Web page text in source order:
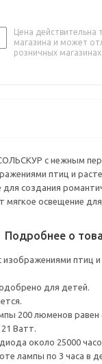
Цена действительна
магазина и может
розничных магазинах
с нежным
птиц и
создания
мягкое освещение для
Подробнее о
птиц и
для детей.
200 люменов равен
Ватт.
около 25000
лампы по 3 часа в